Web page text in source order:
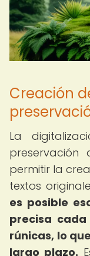
Creación
La
permitir la
textos
es posible
precisa
rúnicas, lo
largo plazo.